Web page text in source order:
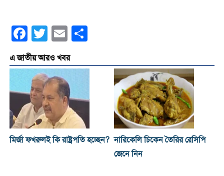
Facebook
Twitter Email
এ জাতীয় আরও খবর
মির্জা ফখরুলই কি রাষ্ট্রপতি হচ্ছেন? নারিকেলি চিকেন তৈরির রেসিপি
জেনে নিন